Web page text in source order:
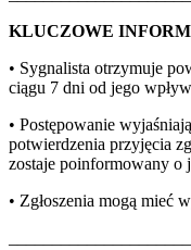
KLUCZOWE
• Sygnalista otrzymuje
ciągu 7 dni od jego
• Postępowanie
potwierdzenia przyjęcia
zostaje poinformowany o
• Zgłoszenia mogą mieć